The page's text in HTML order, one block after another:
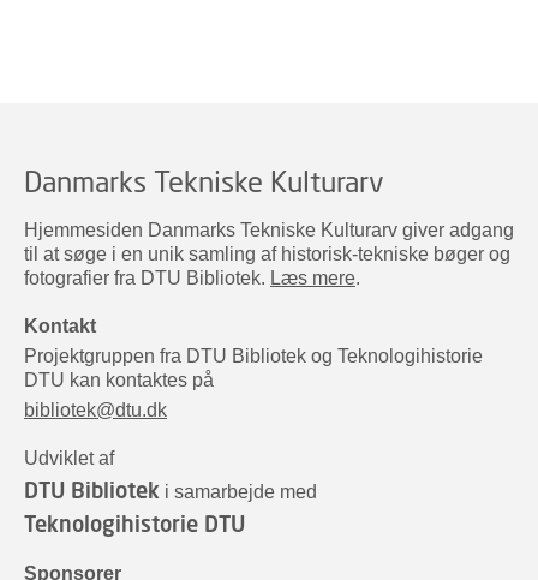
Danmarks Tekniske Kulturarv
Hjemmesiden Danmarks Tekniske Kulturarv giver adgang
til at søge i en unik samling af historisk-tekniske bøger og
fotografier fra DTU Bibliotek. Læs mere.
Kontakt
Projektgruppen fra DTU Bibliotek og Teknologihistorie
DTU kan kontaktes på
bibliotek@dtu.dk
Udviklet af
DTU Bibliotek i samarbejde med
Teknologihistorie DTU
Sponsorer